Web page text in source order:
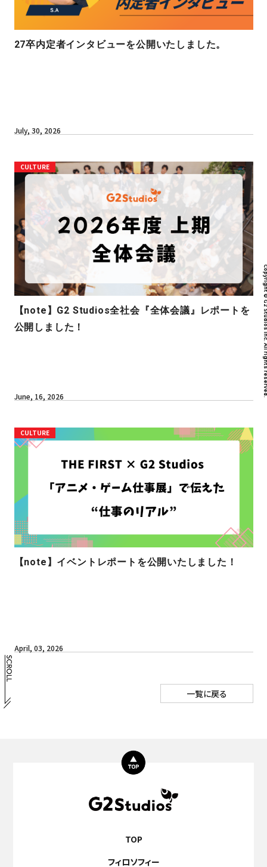
Copyright © G2
27卒内定者インタビューを公開いたしました。
July, 30, 2026
CULTURE
【note】G2 Studios全社会『全体会議』レポートを
公開しました！
June, 16, 2026
CULTURE
【note】イベントレポートを公開いたしました！
April, 03, 2026
一覧に戻る
TOP
フィロソフィー